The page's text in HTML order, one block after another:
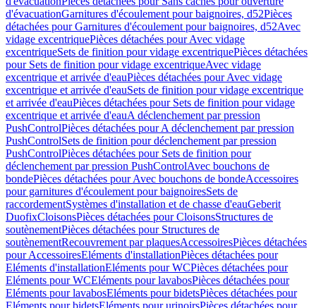
d'évacuationGarnitures d'écoulement pour baignoires, d52Pièces
détachées pour Garnitures d'écoulement pour baignoires, d52Avec
vidage excentriquePièces détachées pour Avec vidage
excentriqueSets de finition pour vidage excentriquePièces détachées
pour Sets de finition pour vidage excentriqueAvec vidage
excentrique et arrivée d'eauPièces détachées pour Avec vidage
excentrique et arrivée d'eauSets de finition pour vidage excentrique
et arrivée d'eauPièces détachées pour Sets de finition pour vidage
excentrique et arrivée d'eauA déclenchement par pression
PushControlPièces détachées pour A déclenchement par pression
PushControlSets de finition pour déclenchement par pression
PushControlPièces détachées pour Sets de finition pour
déclenchement par pression PushControlAvec bouchons de
bondePièces détachées pour Avec bouchons de bondeAccessoires
pour garnitures d'écoulement pour baignoiresSets de
raccordementSystèmes d'installation et de chasse d'eauGeberit
DuofixCloisonsPièces détachées pour CloisonsStructures de
soutènementPièces détachées pour Structures de
soutènementRecouvrement par plaquesAccessoiresPièces détachées
pour AccessoiresEléments d'installationPièces détachées pour
Eléments d'installationEléments pour WCPièces détachées pour
Eléments pour WCEléments pour lavabosPièces détachées pour
Eléments pour lavabosEléments pour bidetsPièces détachées pour
Eléments pour bidetsEléments pour urinoirsPièces détachées pour